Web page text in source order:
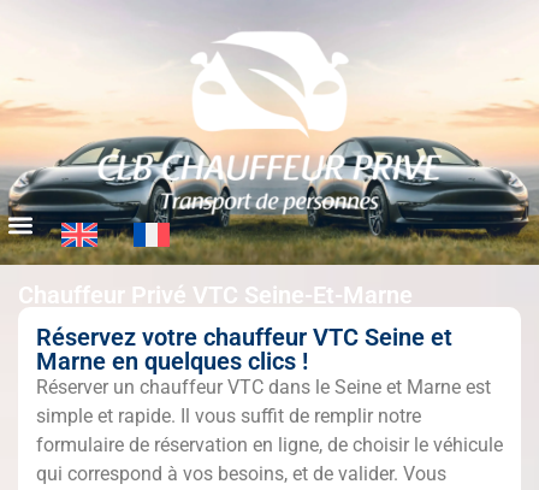
Chauffeur Privé VTC Seine-Et-Marne
Réservez votre chauffeur VTC Seine et
Marne en quelques clics !
Réserver un chauffeur VTC dans le Seine et Marne est
simple et rapide. Il vous suffit de remplir notre
formulaire de réservation en ligne, de choisir le véhicule
qui correspond à vos besoins, et de valider. Vous